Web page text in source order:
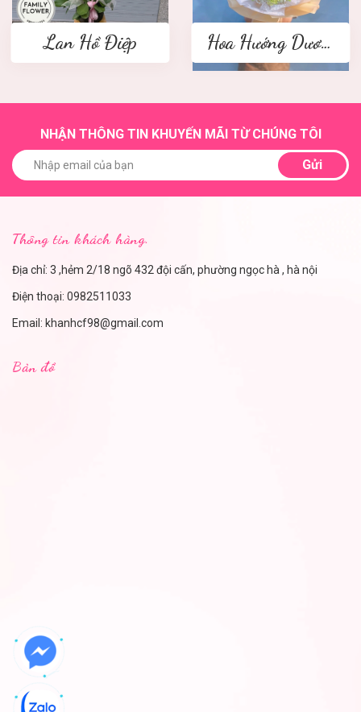
Lan Hồ Điệp Hoa Hướng Dương
NHẬN THÔNG TIN KHUYẾN MÃI TỪ CHÚNG TÔI
Gửi
Thông tin khách hàng.
Địa chỉ: 3 ,hẻm 2/18 ngõ 432 đội cấn, phường ngọc hà , hà nội
Điện thoại: 0982511033
Email: khanhcf98@gmail.com
Bản đồ